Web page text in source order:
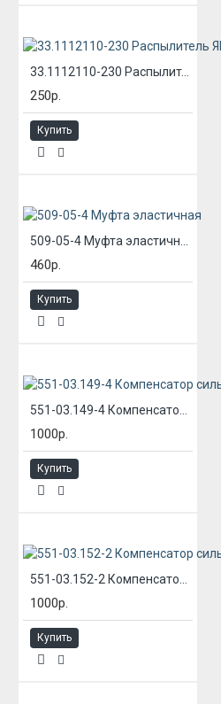
33.1112110-230 Распылитель ЯМЗ
250р.
Купить
460р.
Купить
1000р.
Купить
1000р.
Купить